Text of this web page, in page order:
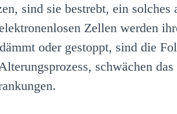
sind sie bestrebt, ein
Zellen werden
oder gestoppt, sind die
schwächen